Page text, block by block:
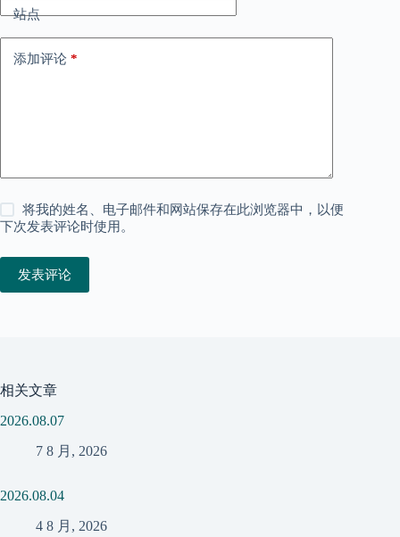
站点
添加评论 *
将我的姓名、电子邮件和网站保存在此浏览器中，以便
下次发表评论时使用。
发表评论
相关文章
2026.08.07
7 8 月, 2026
2026.08.04
4 8 月, 2026